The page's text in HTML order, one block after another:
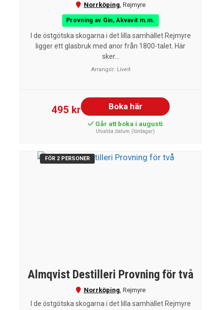
Norrköping Rejmyre
Provning av Gin, Akvavit m.m.
I de östgötska skogarna i det lilla samhället Rejmyre
ligger ett glasbruk med anor från 1800-talet. Här
sker...
Arrangör: Liveit
495 kr Boka här
Går att boka i augusti
Utvalda datum (lördagar)
FÖR 2 PERSONER
Almqvist Destilleri Provning för två
Norrköping Rejmyre
I de östgötska skogarna i det lilla samhället Rejmyre